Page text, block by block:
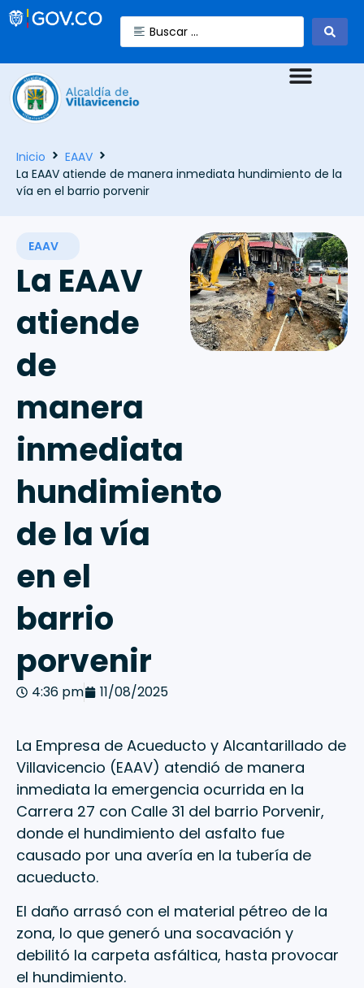
Inicio
EAAV
La EAAV atiende de manera inmediata hundimiento de la
vía en el barrio porvenir
EAAV
La EAAV
atiende
de
manera
inmediata
hundimiento
de la vía
en el
barrio
porvenir
4:36 pm 11/08/2025
La Empresa de Acueducto y Alcantarillado de
Villavicencio (EAAV) atendió de manera
inmediata la emergencia ocurrida en la
Carrera 27 con Calle 31 del barrio Porvenir,
donde el hundimiento del asfalto fue
causado por una avería en la tubería de
acueducto.
El daño arrasó con el material pétreo de la
zona, lo que generó una socavación y
debilitó la carpeta asfáltica, hasta provocar
el hundimiento.